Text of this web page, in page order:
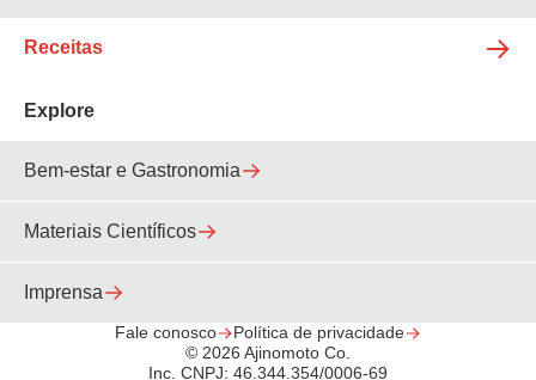
Receitas
Explore
Bem-estar e Gastronomia
Materiais Científicos
Imprensa
Fale conosco
Política de privacidade
© 2026 Ajinomoto Co.
Inc. CNPJ: 46.344.354/0006-69